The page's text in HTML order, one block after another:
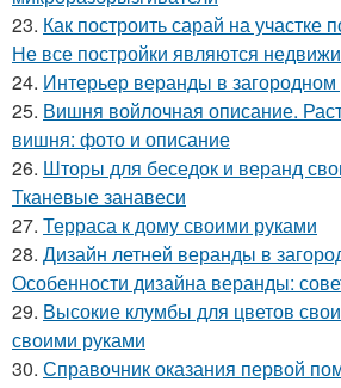
23. Как построить сарай на участке
Не все постройки являются
24. Интерьер веранды в
25. Вишня войлочная описание.
вишня: фото и описание
26. Шторы для беседок и веранд
Тканевые занавеси
27. Терраса к дому своими руками
28. Дизайн летней веранды в
Особенности дизайна веранды:
29. Высокие клумбы для цветов
своими руками
30. Справочник оказания первой